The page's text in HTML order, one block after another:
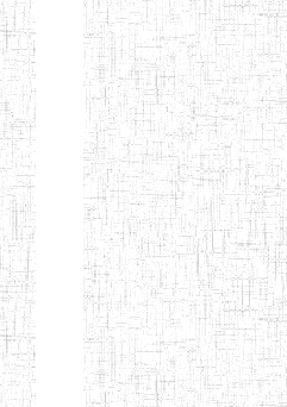
ENIEG DU HAUT
NKAM
ENIEG BILINGUE
DE L'IPEP DE
BANDJOUN
ENIEG PRIVEE
NANFAH
ENPIEG TERESA
JANE